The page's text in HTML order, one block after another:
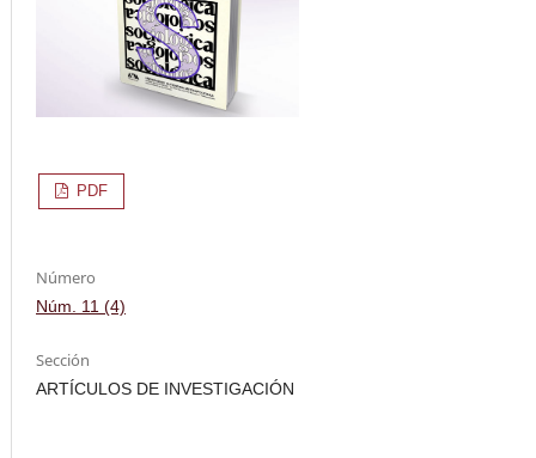
PDF
Número
Núm. 11 (4)
Sección
ARTÍCULOS DE INVESTIGACIÓN